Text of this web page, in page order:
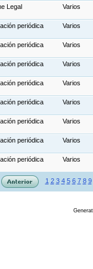
Legal Varios
periódica Varios
periódica Varios
periódica Varios
periódica Varios
periódica Varios
periódica Varios
periódica Varios
periódica Varios
1 2 3 4 5 6 7 8 9